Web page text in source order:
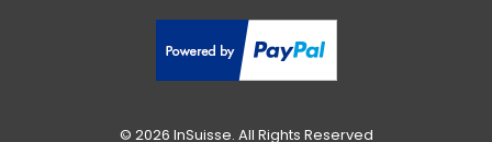
© 2026 InSuisse. All Rights Reserved